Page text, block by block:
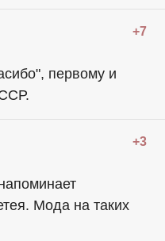
+7
первому и
+3
Мода на таких